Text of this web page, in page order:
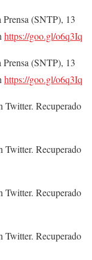
(SNTP), 13
https://goo.gl/o6q3Iq
(SNTP), 13
https://goo.gl/o6q3Iq
Twitter. Recuperado
Twitter. Recuperado
Twitter. Recuperado
Twitter. Recuperado